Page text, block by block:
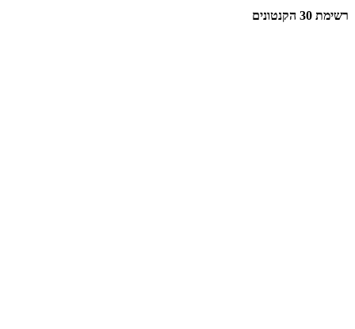
רשימת 30 הקנטונים